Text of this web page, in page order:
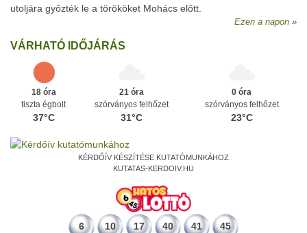
utoljára győzték le a törököket Mohács előtt.
Ezen a napon
VÁRHATÓ IDŐJÁRÁS
18 óra
tiszta égbolt
37°C
21 óra
szórványos felhőzet
31°C
0 óra
szórványos felhőzet
23°C
KÉRDŐÍV KÉSZÍTÉSE KUTATÓMUNKÁHOZ
KUTATAS-KERDOIV.HU
6 10 17 40 41 45